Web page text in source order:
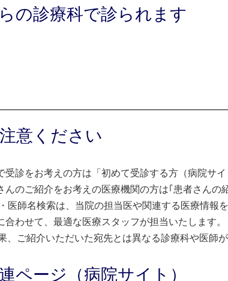
の診療科で診られます
意ください
受診をお考えの方は「初めて受診する方（病院サイ
んのご紹介をお考えの医療機関の方は｢患者さん
医師名検索は、当院の担当医や関連する医療情報
合わせて、最適な医療スタッフが担当いたします。
、ご紹介いただいた宛先とは異なる診療科や医師
ページ（病院サイト）